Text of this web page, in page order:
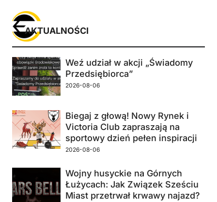
Weź udział w akcji „Świadomy
Przedsiębiorca”
2026-08-06
Biegaj z głową! Nowy Rynek i
Victoria Club zapraszają na
sportowy dzień pełen inspiracji
2026-08-06
Wojny husyckie na Górnych
Łużycach: Jak Związek Sześciu
Miast przetrwał krwawy najazd?
AKTUALNOŚCI